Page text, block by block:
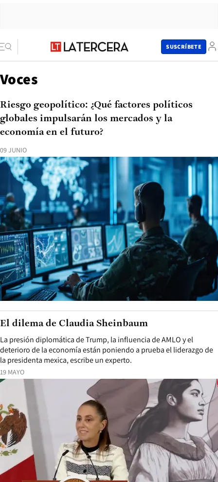
SUSCRÍBETE
Voces
09 JUNIO
Riesgo geopolítico: ¿Qué factores políticos
globales impulsarán los mercados y la
economía en el futuro?
19 MAYO
La presión diplomática de Trump, la influencia de AMLO y el
deterioro de la economía están poniendo a prueba el liderazgo de
la presidenta mexica, escribe un experto.
El dilema de Claudia Sheinbaum